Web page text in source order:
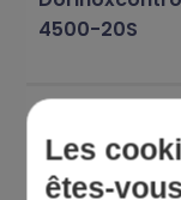
4500-20S
4500-100 S
Les
êtes-